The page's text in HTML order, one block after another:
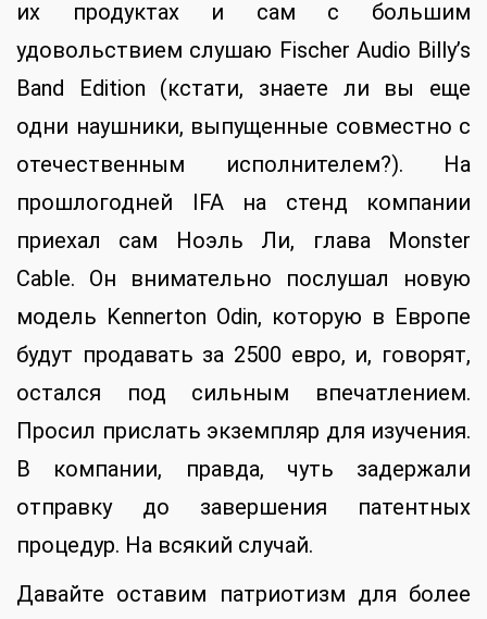
их продуктах и сам с большим
удовольствием слушаю Fischer Audio Billy’s
Band Edition (кстати, знаете ли вы еще
одни наушники, выпущенные совместно с
отечественным исполнителем?). На
прошлогодней IFA на стенд компании
приехал сам Ноэль Ли, глава Monster
Cable. Он внимательно послушал новую
модель Kennerton Odin, которую в Европе
будут продавать за 2500 евро, и, говорят,
остался под сильным впечатлением.
Просил прислать экземпляр для изучения.
В компании, правда, чуть задержали
отправку до завершения патентных
процедур. На всякий случай.
Давайте оставим патриотизм для более